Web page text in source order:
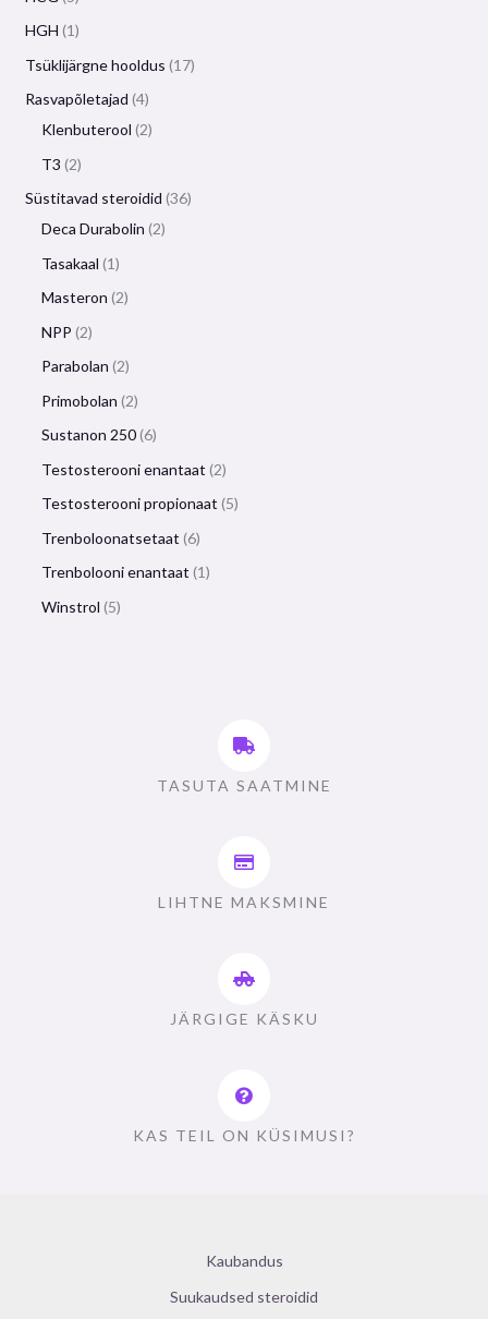
HGH 1
Tsüklijärgne hooldus 17
Rasvapõletajad 4
Klenbuterool 2
T3 2
Süstitavad steroidid 36
Deca Durabolin 2
Tasakaal 1
Masteron 2
NPP 2
Parabolan 2
Primobolan 2
Sustanon 250 6
Testosterooni enantaat 2
Testosterooni propionaat 5
Trenboloonatsetaat 6
Trenbolooni enantaat 1
Winstrol 5
TASUTA SAATMINE
LIHTNE MAKSMINE
JÄRGIGE KÄSKU
KAS TEIL ON KÜSIMUSI?
Kaubandus
Suukaudsed steroidid